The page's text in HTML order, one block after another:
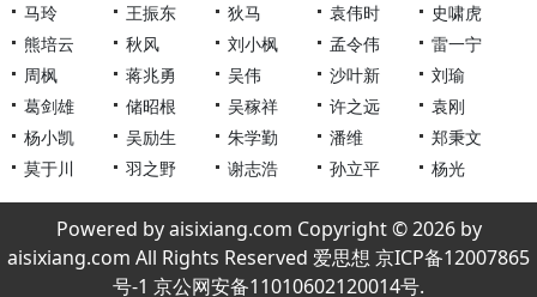
马玲
王振东 狄马 袁伟时
史啸虎
熊培云
秋风 刘小枫 孟令伟
雷一宁
周枫
蒋兆勇 吴伟 沙叶新
刘瑜
葛剑雄
储昭根 吴稼祥 许之远
袁刚
杨小凯
吴励生 朱学勤 潘维
郑秉文
莫于川
羽之野 谢志浩 孙立平 杨光
Powered by aisixiang.com Copyright © 2026 by
aisixiang.com All Rights Reserved 爱思想 京ICP备12007865
号-1 京公网安备11010602120014号.